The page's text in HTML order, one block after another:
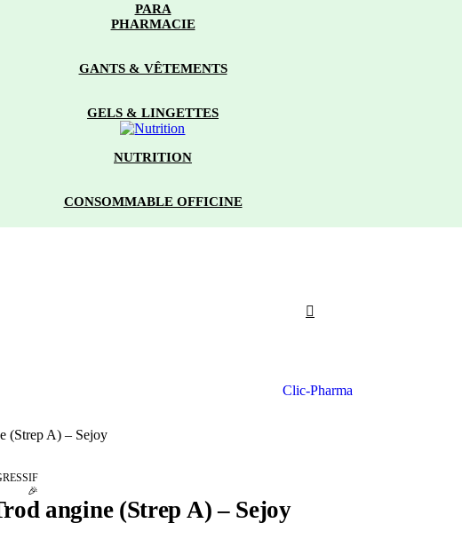
PARA
PHARMACIE
GANTS & VÊTEMENTS
GELS & LINGETTES
NUTRITION
CONSOMMABLE OFFICINE
(Strep A) – Sejoy
🎉
angine (Strep A) – Sejoy